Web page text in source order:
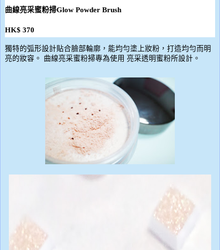
曲線亮采蜜粉掃Glow Powder Brush
HK$ 370
獨特的弧形設計貼合臉部輪廓，能均勻塗上妝粉，打造均勻而明
亮的妝容。
曲線亮采蜜粉掃專為使用 亮采透明蜜粉所設計。